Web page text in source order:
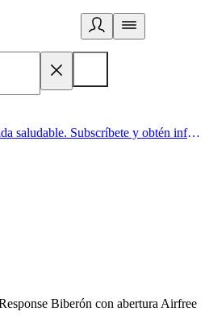
Acá comienza un estilo de vida saludable. Subscríbete y obtén información de primera mano
Biberón con abertura Airfree